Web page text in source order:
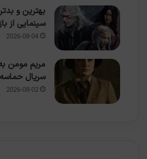
بهترین و
سینمایی از
2026-08-04
مریم مومن
سریال
2026-08-02